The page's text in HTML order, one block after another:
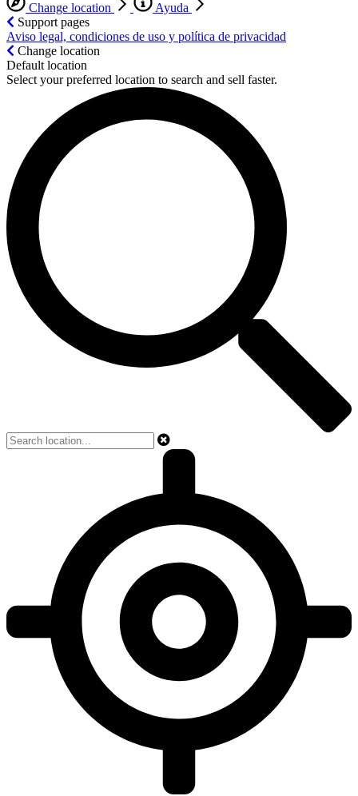
Change location
Ayuda
Support pages
Aviso legal, condiciones de uso y política de privacidad
Change location
Default location
Select your preferred location to search and sell faster.